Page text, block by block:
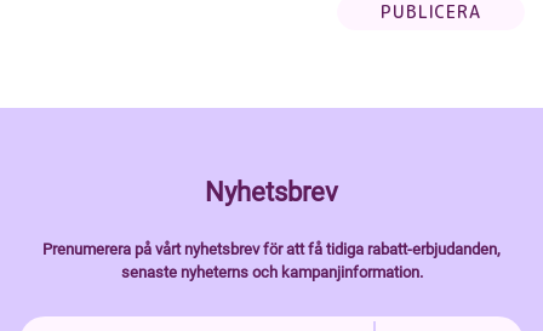
Nyhetsbrev
Prenumerera på vårt nyhetsbrev för att få tidiga rabatt-erbjudanden,
senaste nyheterns och kampanjinformation.